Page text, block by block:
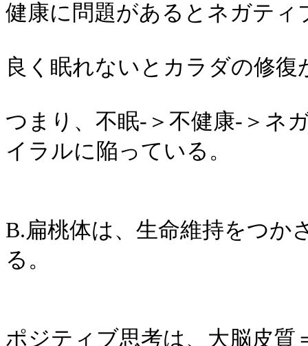
健康に問題があるとネガティ
良く眠れないとカラダの修
つまり、不眠-＞不健康-＞ネ
イラルに陥っている。
B.扁桃体は、生命維持をつか
る。
ポジティブ思考は、大脳皮質